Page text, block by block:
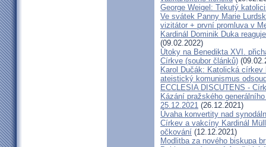
George Weigel: Tekutý
Ve svátek Panny Marie
vizitátor + první promluva v
Kardinál Dominik Duka
(09.02.2022)
Útoky na Benedikta XVI.
Církve (soubor článků)
Karol Dučák: Katolická církev
ateistický komunismus
ECCLESIA DISCUTENS -
Kázání pražského
25.12.2021 (26.12.2021)
Úvaha konvertity nad
Církev a vakcíny Kardinál
očkování (12.12.2021)
Modlitba za nového biskupa